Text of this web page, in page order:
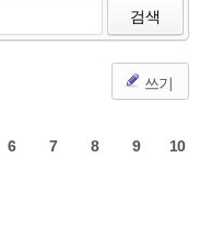
검색
쓰기
6 7 8 9 10